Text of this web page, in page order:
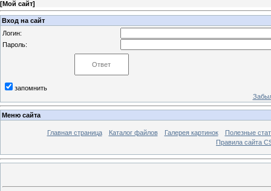
[Мой сайт]
Вход на сайт
Логин:
Пароль:
запомнить
Меню сайта
Главная страница Каталог файлов Галерея картинок
Полезные
Правила сайта